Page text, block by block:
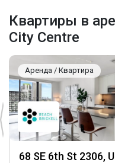
Квартиры в
City Centre
Аренда / Квартира
68 SE 6th St 2306,